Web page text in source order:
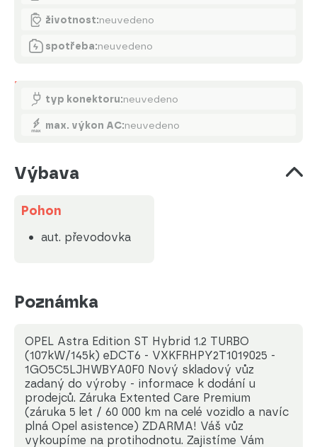
životnost:neuvedeno
spotřeba:neuvedeno
Nabíjení
typ konektoru:neuvedeno
max. výkon AC:neuvedeno
Výbava
Pohon
aut. převodovka
Poznámka
OPEL Astra Edition ST Hybrid 1.2 TURBO
(107kW/145k) eDCT6 - VXKFRHPY2T1019025 -
1GO5C5LJHWBYA0F0 Nový skladový vůz
zadaný do výroby - informace k dodání u
prodejců. Záruka Extented Care Premium
(záruka 5 let / 60 000 km na celé vozidlo a navíc
plná Opel asistence) ZDARMA! Váš vůz
vykoupíme na protihodnotu. Zajistíme Vám